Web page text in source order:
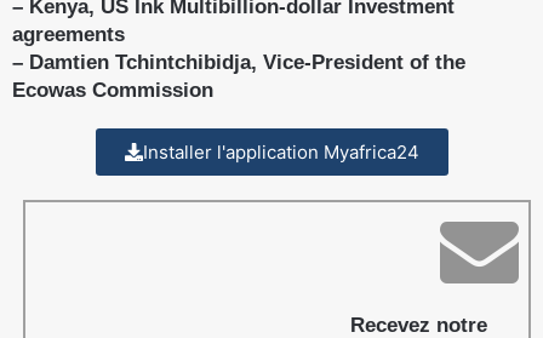
– Kenya, US Ink Multibillion-dollar Investment
agreements
– Damtien Tchintchibidja, Vice-President of the
Ecowas Commission
Installer l'application Myafrica24
Recevez notre